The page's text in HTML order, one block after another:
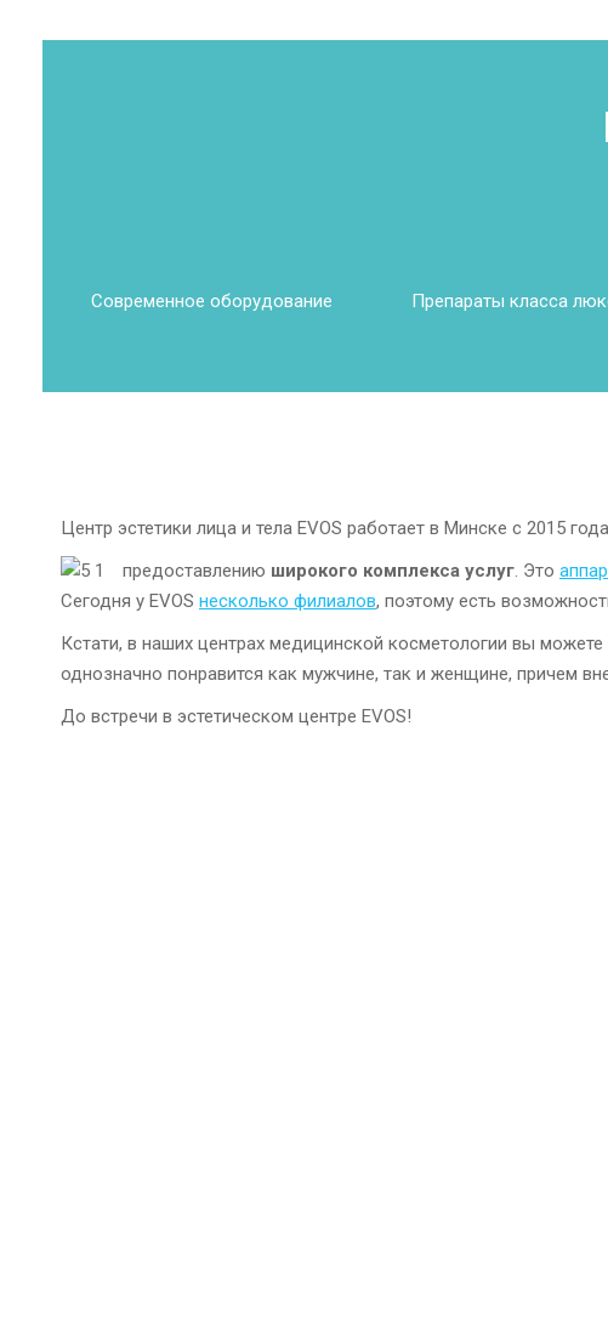
Современное оборудование Препараты класса
Центр эстетики лица и тела EVOS работает в Минске с 2015
предоставлению широкого комплекса услуг. Это
Сегодня у EVOS несколько филиалов, поэтому есть
Кстати, в наших центрах медицинской косметологии вы можете
однозначно понравится как мужчине, так и женщине, причем
До встречи в эстетическом центре EVOS!